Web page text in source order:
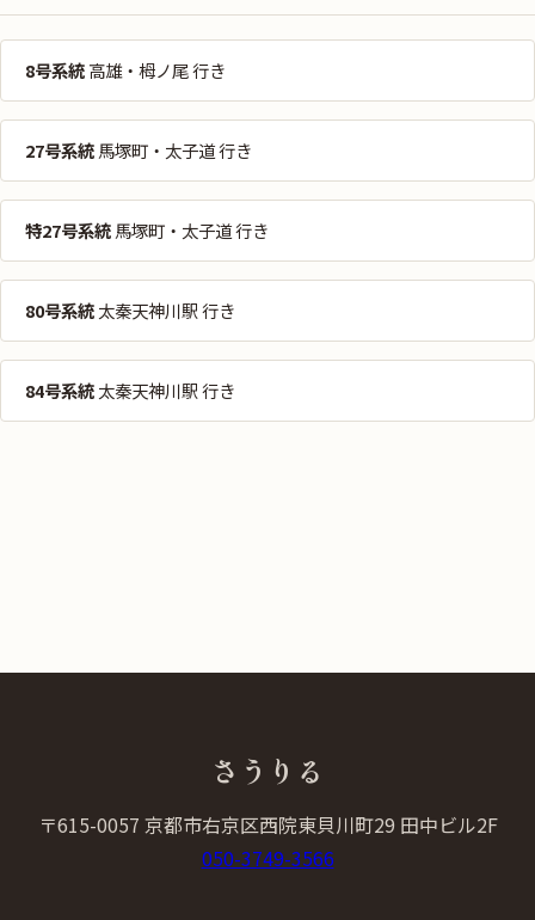
8号系統高雄・栂ノ尾 行き
27号系統馬塚町・太子道 行き
特27号系統馬塚町・太子道 行き
80号系統太秦天神川駅 行き
84号系統太秦天神川駅 行き
さうりる
〒615-0057 京都市右京区西院東貝川町29 田中ビル2F
050-3749-3566